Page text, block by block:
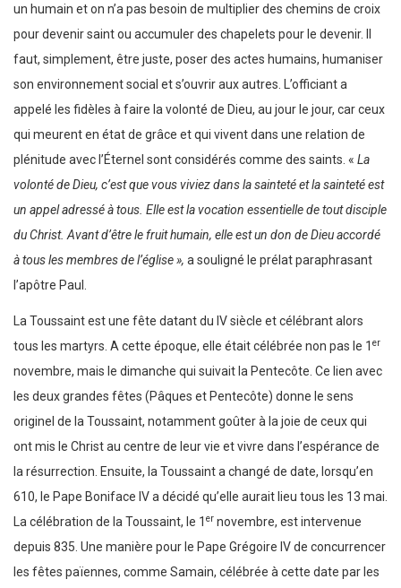
un humain et on n’a pas besoin de multiplier des chemins de croix
pour devenir saint ou accumuler des chapelets pour le devenir. Il
faut, simplement, être juste, poser des actes humains, humaniser
son environnement social et s’ouvrir aux autres. L’officiant a
appelé les fidèles à faire la volonté de Dieu, au jour le jour, car ceux
qui meurent en état de grâce et qui vivent dans une relation de
plénitude avec l’Éternel sont considérés comme des saints. « La
volonté de Dieu, c’est que vous viviez dans la sainteté et la sainteté est
un appel adressé à tous. Elle est la vocation essentielle de tout disciple
du Christ. Avant d’être le fruit humain, elle est un don de Dieu accordé
à tous les membres de l’église », a souligné le prélat paraphrasant
l’apôtre Paul.
La Toussaint est une fête datant du IV siècle et célébrant alors
tous les martyrs. A cette époque, elle était célébrée non pas le 1 er
novembre, mais le dimanche qui suivait la Pentecôte. Ce lien avec
les deux grandes fêtes (Pâques et Pentecôte) donne le sens
originel de la Toussaint, notamment goûter à la joie de ceux qui
ont mis le Christ au centre de leur vie et vivre dans l’espérance de
la résurrection. Ensuite, la Toussaint a changé de date, lorsqu’en
610, le Pape Boniface IV a décidé qu’elle aurait lieu tous les 13 mai.
La célébration de la Toussaint, le 1 er novembre, est intervenue
depuis 835. Une manière pour le Pape Grégoire IV de concurrencer
les fêtes païennes, comme Samain, célébrée à cette date par les